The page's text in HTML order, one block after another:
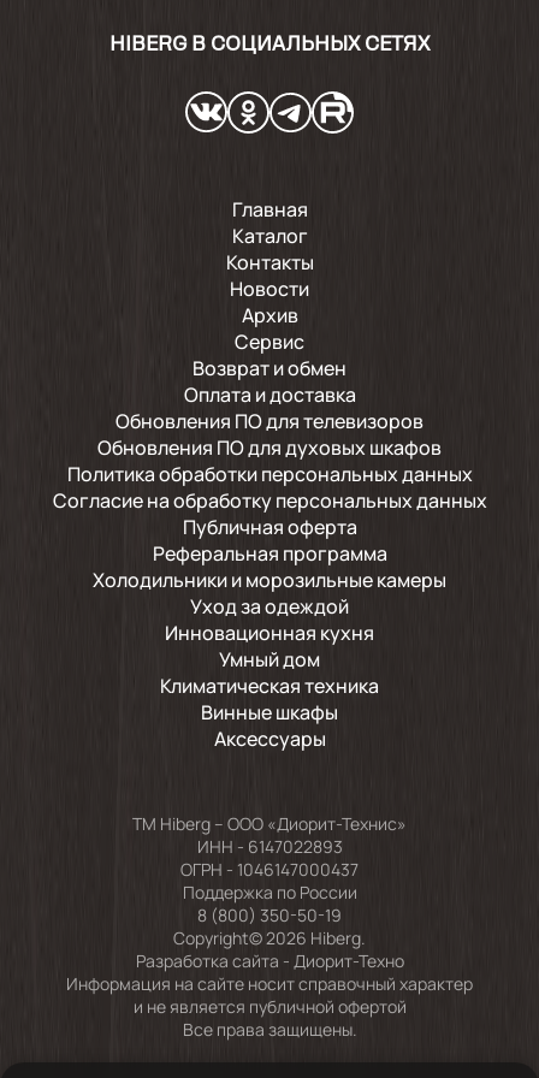
HIBERG В СОЦИАЛЬНЫХ СЕТЯХ
Главная
Каталог
Контакты
Новости
Архив
Сервис
Возврат и обмен
Оплата и доставка
Обновления ПО для телевизоров
Обновления ПО для духовых шкафов
Политика обработки персональных данных
Согласие на обработку персональных данных
Публичная оферта
Реферальная программа
Холодильники и морозильные камеры
Уход за одеждой
Инновационная кухня
Умный дом
Климатическая техника
Винные шкафы
Аксессуары
TM Hiberg – ООО «Диорит-Технис»
ИНН - 6147022893
ОГРН - 1046147000437
Поддержка по России
8 (800) 350-50-19
Copyright© 2026 Hiberg.
Разработка сайта - Диорит-Техно
Информация на сайте носит справочный характер
и не является публичной офертой
Все права защищены.